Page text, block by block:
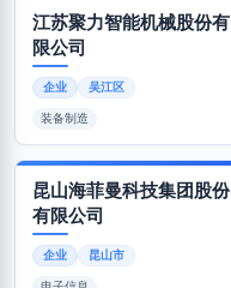
江苏聚力智能机械股份有
限公司
企业 吴江区
装备制造
昆山海菲曼科技集团股份
有限公司
企业 昆山市